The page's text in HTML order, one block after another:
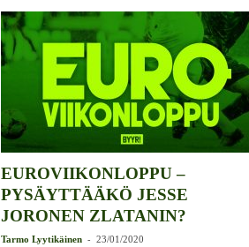
EUROVIIKONLOPPU –
PYSÄYTTÄÄKÖ JESSE
JORONEN ZLATANIN?
Tarmo Lyytikäinen - 23/01/2020